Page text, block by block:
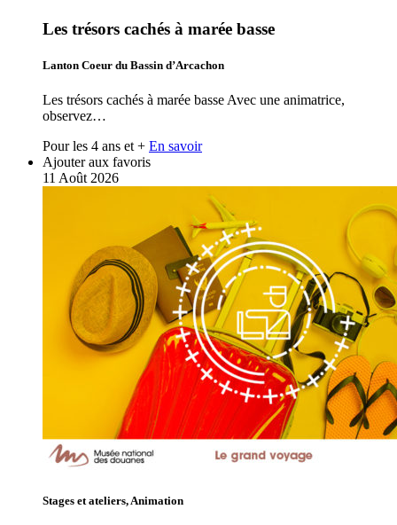
Les trésors cachés à marée basse
Lanton Coeur du Bassin d’Arcachon
Les trésors cachés à marée basse Avec une animatrice,
observez…
Pour les 4 ans et + En savoir
Ajouter aux favoris
11 Août 2026
Stages et ateliers, Animation